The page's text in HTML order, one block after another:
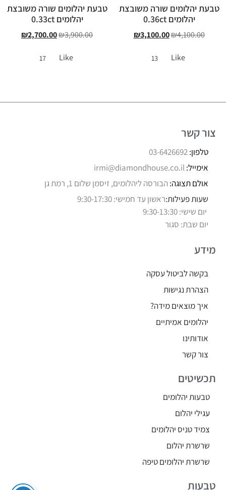
טבעת יהלומים שורה משובצת
יהלומים 0.36ct
₪4,100.00
₪3,100.00
Like
13
טבעת יהלומים שורה משובצת
יהלומים 0.33ct
₪3,900.00
₪2,700.00
Like
17
צור קשר
טלפון:03-6426692
אימייל:irmi@diamondhouse.co.il
אולם תצוגה: הבורסה ליהלומים, זיסמן שלום 1, רמת גן
שעות פעילות:ראשון עד חמישי: 9:30-17:30
יום שישי: 9:30-13:30
יום שבת: סגור
מידע
בקשה לביטול עסקה
הצהרת נגישות
איך מוצאים מידה?
יהלומים אמיתיים
אודותינו
צור קשר
תכשיטים
טבעות יהלומים
עגילי יהלום
צמיד טניס יהלומים
שרשרת יהלום
שרשרת יהלומים טיפה
טבעות